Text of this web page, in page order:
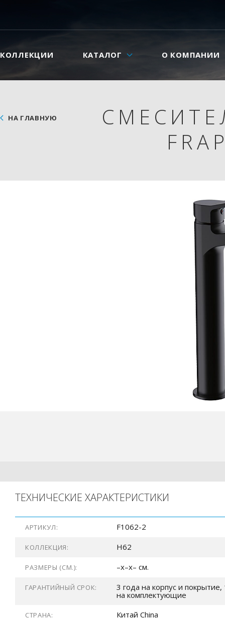
КОЛЛЕКЦИИ КАТАЛОГ О КОМПАНИИ
НА ГЛАВНУЮ
ТЕХНИЧЕСКИЕ ХАРАКТЕРИСТИКИ
АРТИКУЛ: F1062-2
КОЛЛЕКЦИЯ: H62
РАЗМЕРЫ (СМ.): –x–x– см.
ГАРАНТИЙНЫЙ СРОК:
3 года на корпус и покрытие,
на комплектующие
СТРАНА: Китай China